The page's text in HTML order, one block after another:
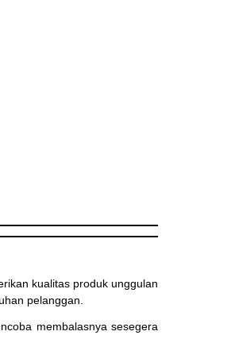
kualitas produk unggulan
pelanggan.
membalasnya sesegera